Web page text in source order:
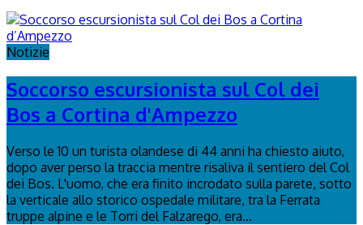
Notizie
Soccorso escursionista sul Col dei
Bos a Cortina d'Ampezzo
Verso le 10 un turista olandese di 44 anni ha chiesto aiuto,
dopo aver perso la traccia mentre risaliva il sentiero del Col
dei Bos. L'uomo, che era finito incrodato sulla parete, sotto
la verticale allo storico ospedale militare, tra la Ferrata
truppe alpine e le Torri del Falzarego, era...